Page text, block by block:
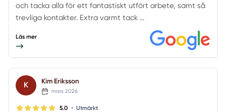
och tacka alla för ett fantastiskt utfört arbete, samt så
trevliga kontakter. Extra varmt tack ...
Läs mer
K Kim Eriksson
mars 2026
5.0 • Utmärkt